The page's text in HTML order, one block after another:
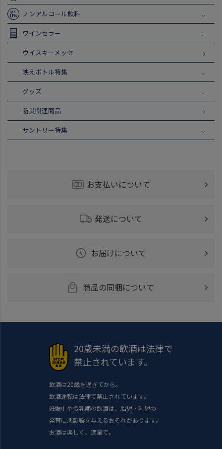
ノンアルコール飲料
ワインセラー
ウイスキーメッセ
映えボトル特集
グッズ
防災関連商品
サントリー特集
お支払いについて
発送について
お届けについて
商品の同梱について
20歳未満の飲酒は法律で
禁止されています。
飲酒は20歳を過ぎてから。
飲酒運転は法律で禁止されています。
妊娠中や授乳期の飲酒は、胎児・乳児の
発育に悪影響を与えるおそれがあります。
お酒は楽しく、適量で。